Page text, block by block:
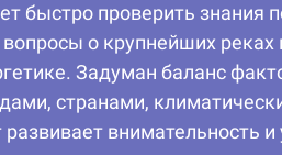
быстро проверить знания
о крупнейших
Задуман баланс
странами,
внимательность